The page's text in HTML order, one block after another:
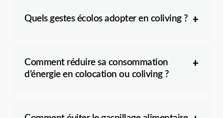
Quels gestes écolos adopter en coliving ?
Comment réduire sa consommation
d’énergie en colocation ou coliving ?